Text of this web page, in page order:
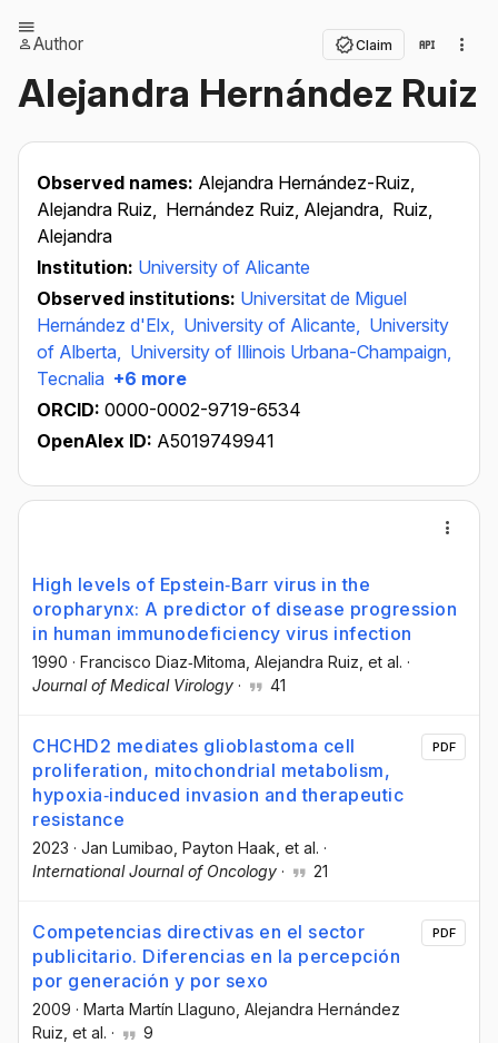
Author Claim
Alejandra Hernández Ruiz
Observed names: Alejandra Hernández-Ruiz,
Alejandra Ruiz, Hernández Ruiz, Alejandra, Ruiz,
Alejandra
Institution: University of Alicante
Observed institutions: Universitat de Miguel
Hernández d'Elx, University of Alicante, University
of Alberta, University of Illinois Urbana-Champaign,
Tecnalia +6 more
ORCID: 0000-0002-9719-6534
OpenAlex ID: A5019749941
High levels of Epstein‐Barr virus in the
oropharynx: A predictor of disease progression
in human immunodeficiency virus infection
1990 · Francisco Diaz‐Mitoma , Alejandra Ruiz , et al. ·
Journal of Medical Virology · 41
CHCHD2 mediates glioblastoma cell
proliferation, mitochondrial metabolism,
hypoxia‑induced invasion and therapeutic
resistance
2023 · Jan Lumibao , Payton Haak , et al. ·
International Journal of Oncology · 21
PDF
Competencias directivas en el sector
publicitario. Diferencias en la percepción
por generación y por sexo
2009 · Marta Martín Llaguno , Alejandra Hernández
Ruiz , et al. · 9
PDF